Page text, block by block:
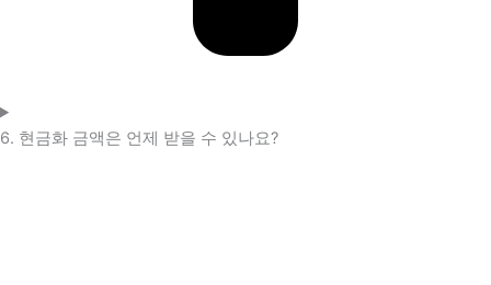
6. 현금화 금액은 언제 받을 수 있나요?